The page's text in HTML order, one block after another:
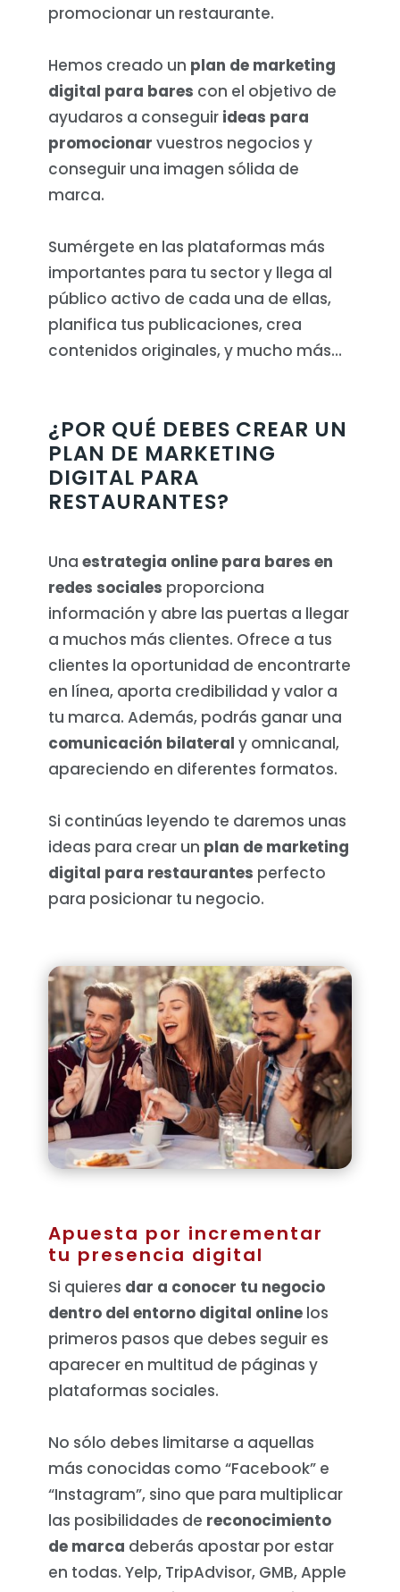
promocionar un restaurante.
Hemos creado un plan de marketing
digital para bares con el objetivo de
ayudaros a conseguir ideas para
promocionar vuestros negocios y
conseguir una imagen sólida de
marca.
Sumérgete en las plataformas más
importantes para tu sector y llega al
público activo de cada una de ellas,
planifica tus publicaciones, crea
contenidos originales, y mucho más…
¿POR QUÉ DEBES CREAR UN
PLAN DE MARKETING
DIGITAL PARA
RESTAURANTES?
Una estrategia online para bares en
redes sociales proporciona
información y abre las puertas a llegar
a muchos más clientes. Ofrece a tus
clientes la oportunidad de encontrarte
en línea, aporta credibilidad y valor a
tu marca. Además, podrás ganar una
comunicación bilateral y omnicanal,
apareciendo en diferentes formatos.
Si continúas leyendo te daremos unas
ideas para crear un plan de marketing
digital para restaurantes perfecto
para posicionar tu negocio.
Apuesta por incrementar
tu presencia digital
Si quieres dar a conocer tu negocio
dentro del entorno digital onlinelos
primeros pasos que debes seguir es
aparecer en multitud de páginas y
plataformas sociales.
No sólo debes limitarse a aquellas
más conocidas como “Facebook” e
“Instagram”, sino que para multiplicar
las posibilidades de reconocimiento
de marca deberás apostar por estar
en todas. Yelp, TripAdvisor, GMB, Apple